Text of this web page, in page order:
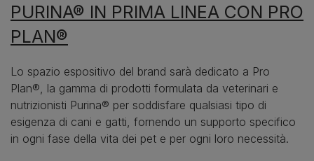
PURINA® IN PRIMA LINEA CON PRO
PLAN®
Lo spazio espositivo del brand sarà dedicato a Pro
Plan®, la gamma di prodotti formulata da veterinari e
nutrizionisti Purina® per soddisfare qualsiasi tipo di
esigenza di cani e gatti, fornendo un supporto specifico
in ogni fase della vita dei pet e per ogni loro necessità.